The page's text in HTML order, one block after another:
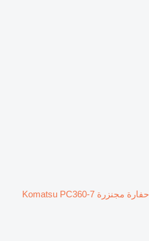
حفارة مجنزرة Komatsu PC360-7